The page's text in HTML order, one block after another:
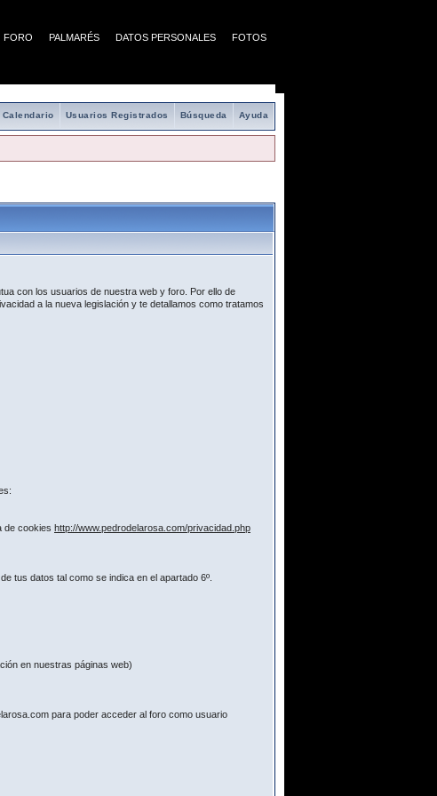
FORO PALMARÉS DATOS PERSONALES FOTOS
Ayuda
Búsqueda
Usuarios Registrados
Calendario
con los usuarios de nuestra web y foro. Por ello de
a la nueva legislación y te detallamos como tratamos
de cookies http://www.pedrodelarosa.com/privacidad.php
tus datos tal como se indica en el apartado 6º.
en nuestras páginas web)
para poder acceder al foro como usuario